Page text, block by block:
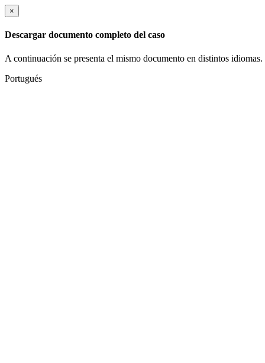
×
Descargar documento completo del caso
A continuación se presenta el mismo documento en distintos idiomas.
Portugués